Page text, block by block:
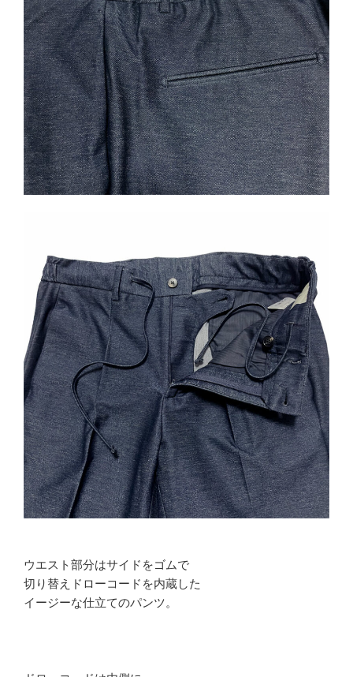
ウエスト部分はサイドをゴムで
切り替えドローコードを内蔵した
イージーな仕立てのパンツ。